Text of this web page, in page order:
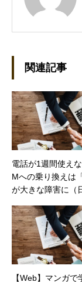
関連記事
電話が1週間使え
Mへの乗り換えは
が大きな障害に（
【Web】マンガで